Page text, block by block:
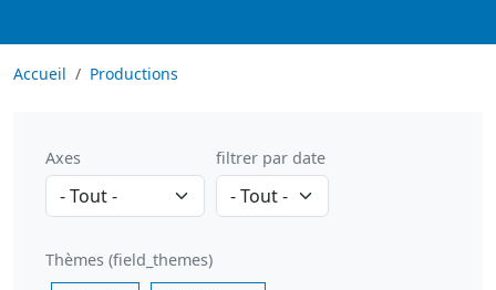
Accueil Productions
Axes filtrer par date
Thèmes (field_themes)